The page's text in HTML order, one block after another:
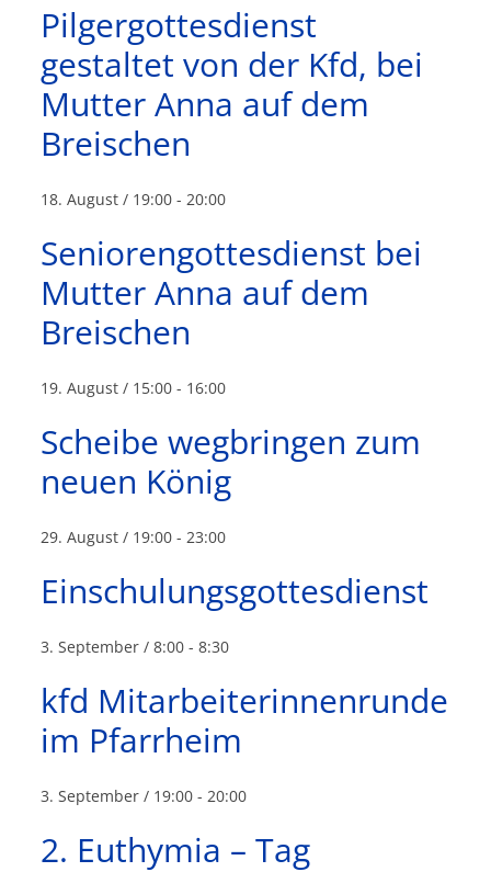
Pilgergottesdienst
gestaltet von der Kfd, bei
Mutter Anna auf dem
Breischen
18. August / 19:00 -20:00
Seniorengottesdienst bei
Mutter Anna auf dem
Breischen
19. August / 15:00 - 16:00
Scheibe wegbringen zum
neuen König
29. August / 19:00 -23:00
Einschulungsgottesdienst
3. September / 8:00 -8:30
kfd Mitarbeiterinnenrunde
im Pfarrheim
3. September / 19:00 -20:00
2. Euthymia – Tag